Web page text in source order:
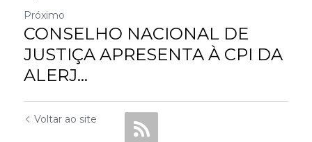
Próximo
CONSELHO NACIONAL DE
JUSTIÇA APRESENTA À CPI DA
ALERJ...
Voltar ao site